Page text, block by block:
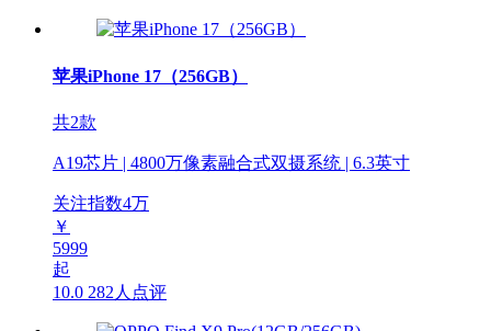
苹果iPhone 17（256GB）
共2款
A19芯片 | 4800万像素融合式双摄系统 | 6.3英寸
关注指数4万
￥
5999
起
10.0 282人点评